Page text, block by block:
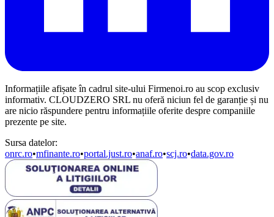
Informațiile afișate în cadrul site-ului Firmenoi.ro au scop exclusiv
informativ. CLOUDZERO SRL nu oferă niciun fel de garanție și nu
are nicio răspundere pentru informațiile oferite despre companiile
prezente pe site.
Sursa datelor:
onrc.ro•mfinante.ro•portal.just.ro•anaf.ro•scj.ro•data.gov.ro